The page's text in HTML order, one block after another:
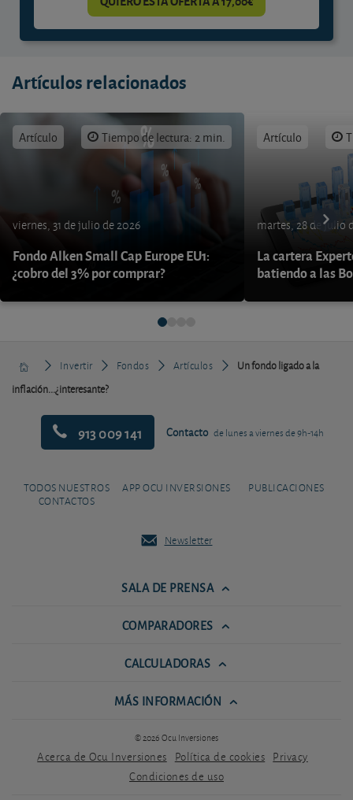
Artículos relacionados
Artículo Tiempo de lectura: 2 min.
viernes, 31 de julio de 2026
Fondo Alken Small Cap Europe EU1:
¿cobro del 3% por comprar?
Artículo
martes, 28 de julio
La cartera
batiendo a las
Invertir Fondos Artículos
Un fondo ligado a la
inflación...¿interesante?
913 009 141 Contacto de lunes a viernes de 9h-14h
TODOS NUESTROS
CONTACTOS
APP OCU INVERSIONES PUBLICACIONES
Newsletter
SALA DE PRENSA
COMPARADORES
CALCULADORAS
MÁS INFORMACIÓN
© 2026 Ocu Inversiones
Acerca de Ocu Inversiones Política de cookies Privacy
Condiciones de uso